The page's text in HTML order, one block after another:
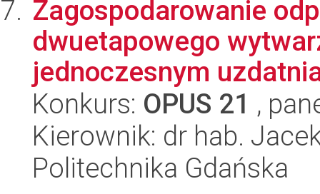
Zagospodarowanie
dwuetapowego
jednoczesnym
Konkurs: OPUS 21 ,
Kierownik: dr hab.
Politechnika Gdańska